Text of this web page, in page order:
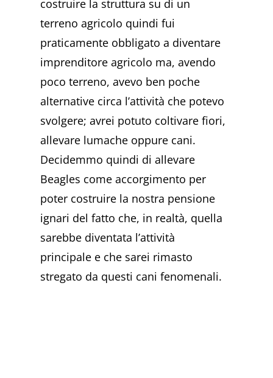
costruire la struttura su di un
terreno agricolo quindi fui
praticamente obbligato a diventare
imprenditore agricolo ma, avendo
poco terreno, avevo ben poche
alternative circa l’attività che potevo
svolgere; avrei potuto coltivare fiori,
allevare lumache oppure cani.
Decidemmo quindi di allevare
Beagles come accorgimento per
poter costruire la nostra pensione
ignari del fatto che, in realtà, quella
sarebbe diventata l’attività
principale e che sarei rimasto
stregato da questi cani fenomenali.